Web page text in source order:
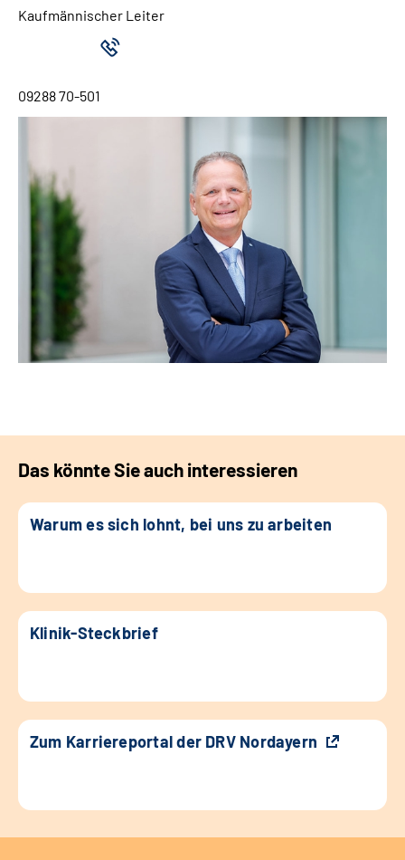
Kaufmännischer Leiter
09288 70-501
Das könnte Sie auch interessieren
Warum es sich lohnt, bei uns zu arbeiten
Klinik-Steckbrief
Zum Karriereportal der DRV Nordayern